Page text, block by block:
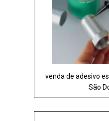
venda de adesivo
São